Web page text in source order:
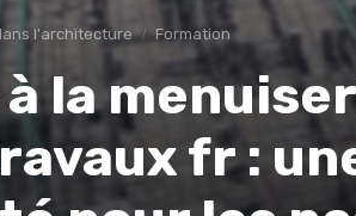
l'architecture Formation
la
fr :